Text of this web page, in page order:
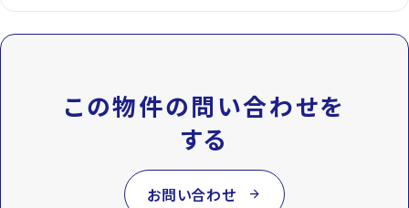
この物件の問い合わせを
する
お問い合わせ arrow_forward